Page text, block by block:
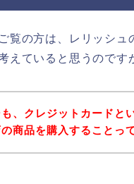
覧の方は、レリッシ
えていると思うのです
、クレジットカードと
商品を購入することっ